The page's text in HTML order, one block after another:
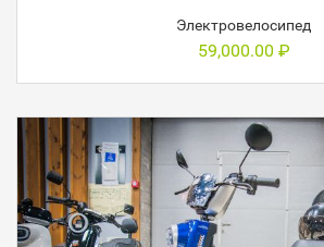
Электровелосипед
59,000.00 ₽